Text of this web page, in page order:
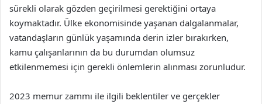
sürekli olarak gözden geçirilmesi gerektiğini ortaya
koymaktadır. Ülke ekonomisinde yaşanan dalgalanmalar,
vatandaşların günlük yaşamında derin izler bırakırken,
kamu çalışanlarının da bu durumdan olumsuz
etkilenmemesi için gerekli önlemlerin alınması zorunludur.
2023 memur zammı ile ilgili beklentiler ve gerçekler